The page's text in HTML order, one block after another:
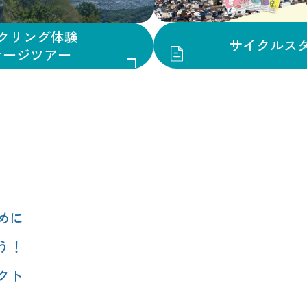
リング体験
ジツアー
サイクルス
に
！
ト